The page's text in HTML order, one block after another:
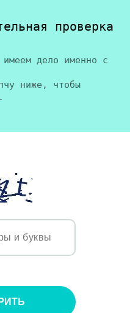
проверка
дело именно с
ниже, чтобы